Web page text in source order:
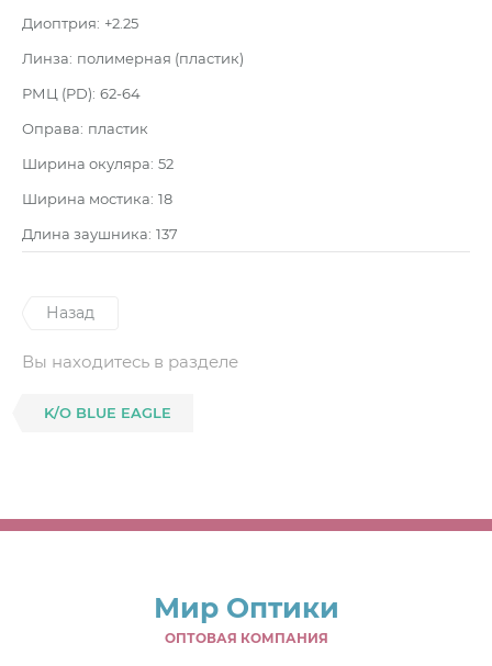
Диоптрия: +2.25
Линза: полимерная (пластик)
РМЦ (PD): 62-64
Оправа: пластик
Ширина окуляра: 52
Ширина мостика: 18
Длина заушника: 137
Назад
Вы находитесь в разделе
K/O BLUE EAGLE
Мир Оптики
ОПТОВАЯ КОМПАНИЯ